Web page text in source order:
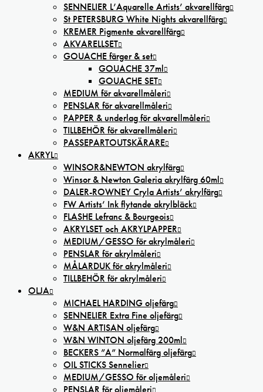
SENNELIER L’Aquarelle Artists’ akvarellfärg
St PETERSBURG White Nights akvarellfärg
KREMER Pigmente akvarellfärg
AKVARELLSET
GOUACHE färger & set
GOUACHE 37ml
GOUACHE SET
MEDIUM för akvarellmåleri
PENSLAR för akvarellmåleri
PAPPER & underlag för akvarellmåleri
TILLBEHÖR för akvarellmåleri
PASSEPARTOUTSKÄRARE
AKRYL
WINSOR&NEWTON akrylfärg
Winsor & Newton Galeria akrylfärg 60ml
DALER-ROWNEY Cryla Artists’ akrylfärg
FW Artists’ Ink flytande akrylbläck
FLASHE Lefranc & Bourgeois
AKRYLSET och AKRYLPAPPER
MEDIUM/GESSO för akrylmåleri
PENSLAR för akrylmåleri
MÅLARDUK för akrylmåleri
TILLBEHÖR för akrylmåleri
OLJA
MICHAEL HARDING oljefärg
SENNELIER Extra Fine oljefärg
W&N ARTISAN oljefärg
W&N WINTON oljefärg 200ml
BECKERS ”A” Normalfärg oljefärg
OIL STICKS Sennelier
MEDIUM/GESSO för oljemåleri
PENSLAR för oljemåleri